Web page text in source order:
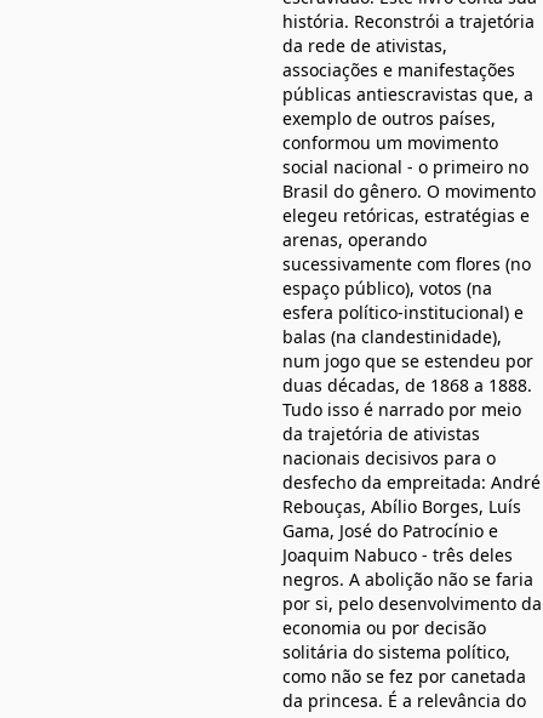
história. Reconstrói a trajetória
da rede de ativistas,
associações e manifestações
públicas antiescravistas que, a
exemplo de outros países,
conformou um movimento
social nacional - o primeiro no
Brasil do gênero. O movimento
elegeu retóricas, estratégias e
arenas, operando
sucessivamente com flores (no
espaço público), votos (na
esfera político-institucional) e
balas (na clandestinidade),
num jogo que se estendeu por
duas décadas, de 1868 a 1888.
Tudo isso é narrado por meio
da trajetória de ativistas
nacionais decisivos para o
desfecho da empreitada: André
Rebouças, Abílio Borges, Luís
Gama, José do Patrocínio e
Joaquim Nabuco - três deles
negros. A abolição não se faria
por si, pelo desenvolvimento da
economia ou por decisão
solitária do sistema político,
como não se fez por canetada
da princesa. É a relevância do